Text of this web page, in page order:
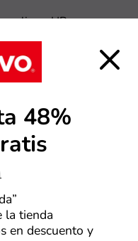
clic en HP,
en la que te parezca
tienda
48%
la tienda
en descuento y